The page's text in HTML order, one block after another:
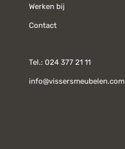
Werken bij
Contact
Tel.: 024 377 21 11
info@vissersmeubelen.com